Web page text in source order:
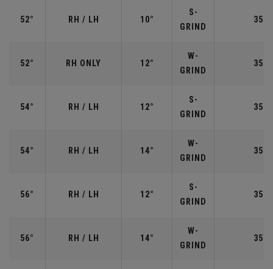
52° RH / LH 10°
S-
GRIND
52° RH ONLY 12°
W-
GRIND
54° RH / LH 12°
S-
GRIND
54° RH / LH 14°
W-
GRIND
56° RH / LH 12°
S-
GRIND
56° RH / LH 14°
W-
GRIND